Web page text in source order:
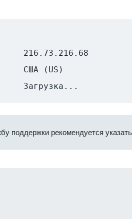
216.73.216.68
США (US)
Загрузка...
поддержки рекомендуется